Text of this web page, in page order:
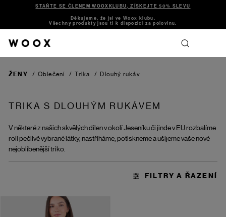
STAŇTE SE ČLENEM WOOXKLUBU, ZÍSKEJTE 50% SLEVU
Děkujeme, že jsi ve Woox klubu.
Všechny produkty jsou ti k dispozici za polovinu.
ŽENY / Oblečení / Trika / Dlouhý rukáv
TRIKA S DLOUHÝM RUKÁVEM
V některé z našich skvělých dílen v okolí Jeseníku či jinde v EU rozbalíme
roli pečlivě vybrané látky, nastříháme, potiskneme a ušijeme vaše nové
nejoblíbenější triko.